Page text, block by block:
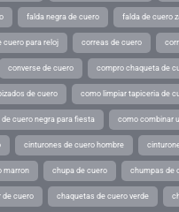
falda negra de cuero falda de cuero
cuero para reloj correas de cuero
converse de cuero compro chaqueta de
de cuero como limpiar tapiceria de
cuero negra para fiesta como combinar
cinturones de cuero hombre
marron chupa de cuero chumpas de
de cuero chaquetas de cuero verde